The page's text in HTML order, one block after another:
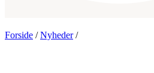
Forside /Nyheder/